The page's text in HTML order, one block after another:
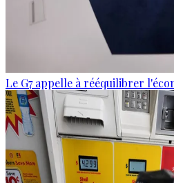
Le G7 appelle à rééquilibrer